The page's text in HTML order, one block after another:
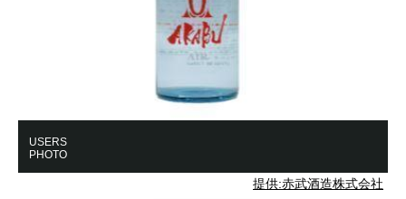
USERS
PHOTO
提供:赤武酒造株式会社